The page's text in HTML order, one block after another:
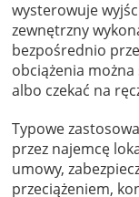
wysterowuje
zewnętrzny
bezpośrednio
obciążenia
albo czekać na
Typowe
przez najemcę
umowy,
przeciążeniem,